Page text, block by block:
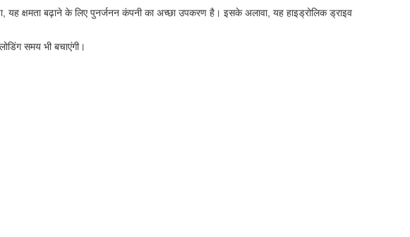
यह क्षमता बढ़ाने के लिए पुनर्जनन कंपनी का अच्छा उपकरण है। इसके अलावा, यह हाइड्रोलिक ड्राइव
समय भी बचाएंगी।